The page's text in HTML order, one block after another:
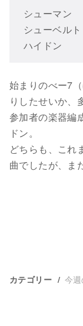
シューマ
シューベ
ハイド
始まりのべー7
りしたせいか、
参加者の楽器編
ドン。
どちらも、これ
曲でしたが、ま
カテゴリー 今